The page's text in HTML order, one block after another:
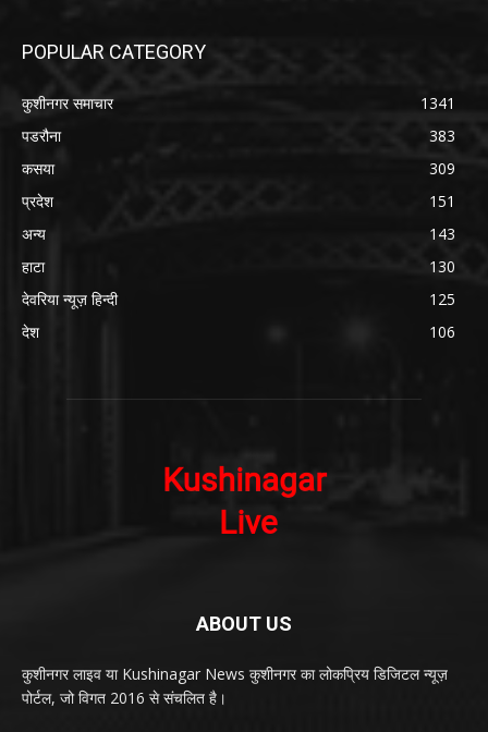
POPULAR CATEGORY
कुशीनगर समाचार
1341
पडरौना
383
कसया
309
प्रदेश
151
अन्य
143
हाटा
130
देवरिया न्यूज़ हिन्दी
125
देश
106
ABOUT US
कुशीनगर लाइव या Kushinagar News कुशीनगर का लोकप्रिय डिजिटल न्यूज़
पोर्टल, जो विगत 2016 से संचलित है।